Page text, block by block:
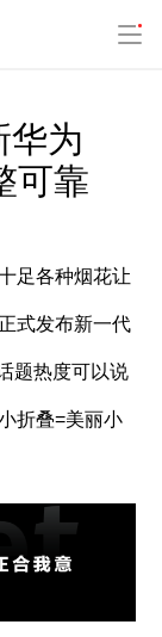
华为
可靠
足各种烟花让
式发布新一代
题热度可以说
折叠=美丽小